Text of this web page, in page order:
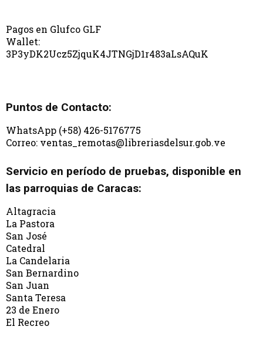
Pagos en Glufco GLF
Wallet:
3P3yDK2Ucz5ZjquK4JTNGjD1r483aLsAQuK
Puntos de Contacto:
WhatsApp (+58) 426-5176775
Correo: ventas_remotas@libreriasdelsur.gob.ve
Servicio en período de pruebas, disponible en
las parroquias de Caracas:
Altagracia
La Pastora
San José
Catedral
La Candelaria
San Bernardino
San Juan
Santa Teresa
23 de Enero
El Recreo